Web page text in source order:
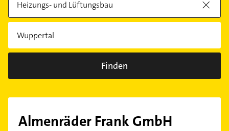
Finden
Almenräder Frank GmbH